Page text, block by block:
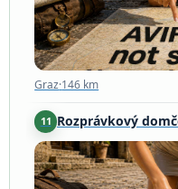
Graz·146 km
11 Rozprávkový
Jihočeský kraj·147 km